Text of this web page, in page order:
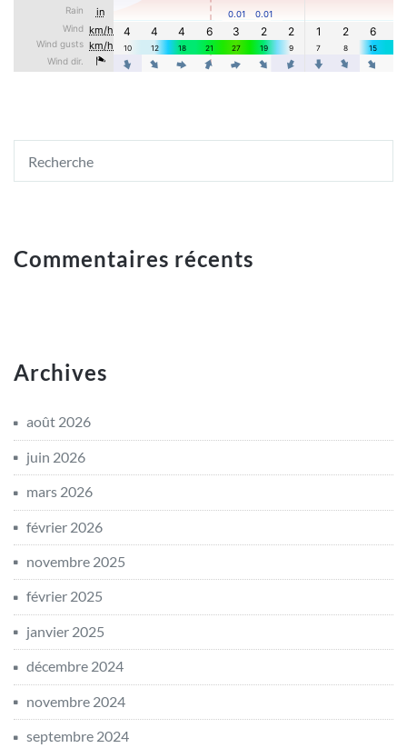
Commentaires récents
Archives
août 2026
juin 2026
mars 2026
février 2026
novembre 2025
février 2025
janvier 2025
décembre 2024
novembre 2024
septembre 2024